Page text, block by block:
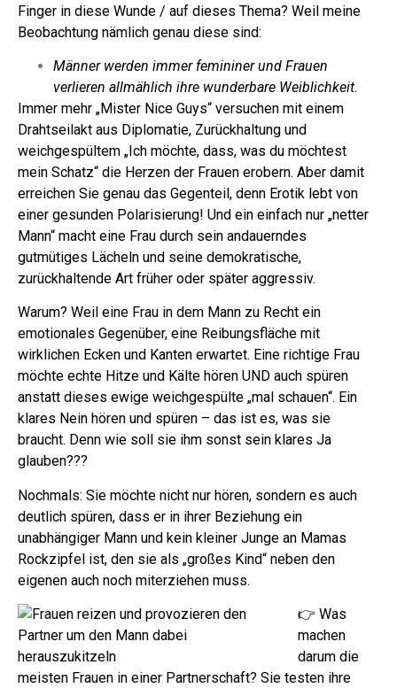
Finger in diese Wunde / auf dieses Thema? Weil meine
Beobachtung nämlich genau diese sind:
Männer werden immer femininer und Frauen
verlieren allmählich ihre wunderbare Weiblichkeit.
Immer mehr „Mister Nice Guys“ versuchen mit einem
Drahtseilakt aus Diplomatie, Zurückhaltung und
weichgespültem „Ich möchte, dass, was du möchtest
mein Schatz“ die Herzen der Frauen erobern. Aber damit
erreichen Sie genau das Gegenteil, denn Erotik lebt von
einer gesunden Polarisierung! Und ein einfach nur „netter
Mann“ macht eine Frau durch sein andauerndes
gutmütiges Lächeln und seine demokratische,
zurückhaltende Art früher oder später aggressiv.
Warum? Weil eine Frau in dem Mann zu Recht ein
emotionales Gegenüber, eine Reibungsfläche mit
wirklichen Ecken und Kanten erwartet. Eine richtige Frau
möchte echte Hitze und Kälte hören UND auch spüren
anstatt dieses ewige weichgespülte „mal schauen“. Ein
klares Nein hören und spüren – das ist es, was sie
braucht. Denn wie soll sie ihm sonst sein klares Ja
glauben???
Nochmals: Sie möchte nicht nur hören, sondern es auch
deutlich spüren, dass er in ihrer Beziehung ein
unabhängiger Mann und kein kleiner Junge an Mamas
Rockzipfel ist, den sie als „großes Kind“ neben den
eigenen auch noch miterziehen muss.
👉 Was
machen
darum die
meisten Frauen in einer Partnerschaft? Sie testen ihre